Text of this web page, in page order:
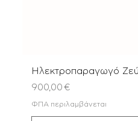
Ηλεκτροπαραγωγό
Τιμή
900,00 €
ΦΠΑ περιλαμβάνεται